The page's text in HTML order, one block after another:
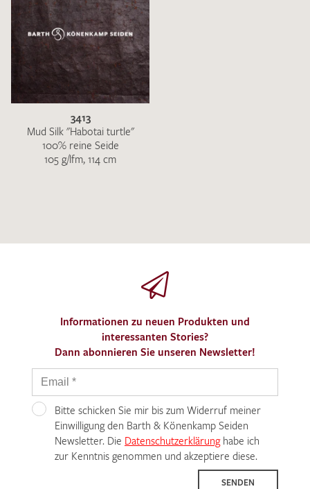
Ich bin damit einverstanden, dass meine angegebenen Daten
zur Beantwortung meiner Musteranfrage genutzt werden.
Datenschutzbestimmungen habe ich zur Kenntnis
genommen und akzeptiere diese.
3413
Mud Silk "Habotai turtle"
100% reine Seide
105 g/lfm, 114 cm
Informationen zu neuen Produkten und
interessanten Stories?
Dann abonnieren Sie unseren Newsletter!
Bitte schicken Sie mir bis zum Widerruf meiner
Einwilligung den Barth & Könenkamp Seiden
Newsletter. Die Datenschutzerklärunghabe ich
zur Kenntnis genommen und akzeptiere diese.
SENDEN